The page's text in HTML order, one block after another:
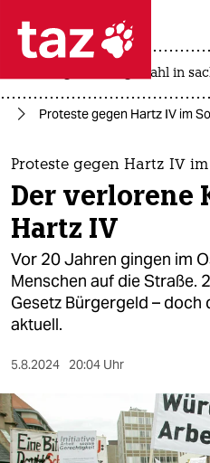
 taz zahl
taz zahl ich
themen
politik
öko
gesellschaft
kultur
sport
berlin
nord
landtagswahl in
Proteste gegen Hartz IV im
Proteste gegen Hartz IV im
Der verlorene
Hartz IV
Vor 20 Jahren gingen im
Menschen auf die Straße.
Gesetz Bürgergeld –
aktuell.
5.8.2024 20:04 Uhr